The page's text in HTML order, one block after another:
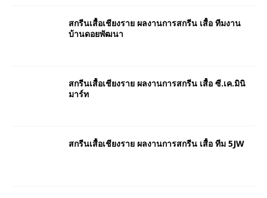
สกรีนเสื้อเชียงราย ผลงานการสกรีน เสื้อ ทีมงาน
บ้านดอยพัฒนา
สกรีนเสื้อเชียงราย ผลงานการสกรีน เสื้อ ซี.เค.มินิ
มาร์ท
สกรีนเสื้อเชียงราย ผลงานการสกรีน เสื้อ ทีม 5JW